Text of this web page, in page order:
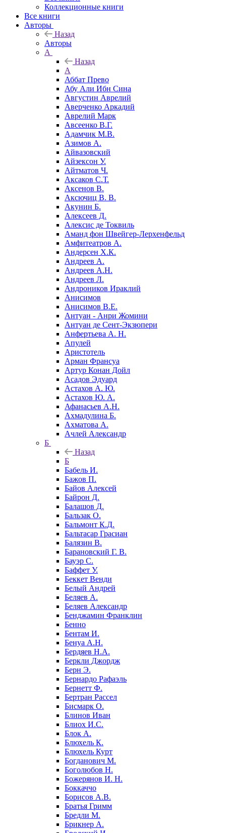
Коллекционные книги
Все книги
Авторы
Назад
Авторы
А
Назад
А
Аббат Прево
Абу Али Ибн Сина
Августин Аврелий
Аверченко Аркадий
Аврелий Марк
Авсеенко В.Г.
Адамчик М.В.
Азимов А.
Айвазовский
Айзексон У.
Айтматов Ч.
Аксаков С.Т.
Аксенов В.
Аксючиц В. В.
Акунин Б.
Алексеев Д.
Алексис де Токвиль
Аманд фон Швейгер-Лерхенфельд
Амфитеатров А.
Андерсен Х.К.
Андреев А.
Андреев А.Н.
Андреев Л.
Андроников Ираклий
Анисимов
Анисимов В.Е.
Антуан - Анри Жомини
Антуан де Сент-Экзюпери
Анфертьева А. Н.
Апулей
Аристотель
Арман Франсуа
Артур Конан Дойл
Асадов Эдуард
Астахов А. Ю.
Астахов Ю. А.
Афанасьев А.Н.
Ахмадулина Б.
Ахматова А.
Ачлей Александр
Б
Назад
Б
Бабель И.
Бажов П.
Байов Алексей
Байрон Д.
Балашов Д.
Бальзак О.
Бальмонт К.Д.
Бальтасар Грасиан
Балязин В.
Барановский Г. В.
Бауэр С.
Баффет У.
Беккет Венди
Белый Андрей
Беляев А.
Беляев Александр
Бенджамин Франклин
Бенно
Бентам И.
Бенуа А.Н.
Бердяев Н.А.
Беркли Джордж
Берн Э.
Бернардо Рафаэль
Бернетт Ф.
Бертран Рассел
Бисмарк О.
Блинов Иван
Блиох И.С.
Блок А.
Блюхель К.
Блюхель Курт
Богданович М.
Боголюбов Н.
Божерянов И. Н.
Боккаччо
Борисов А.В.
Братья Гримм
Бредли М.
Брикнер А.